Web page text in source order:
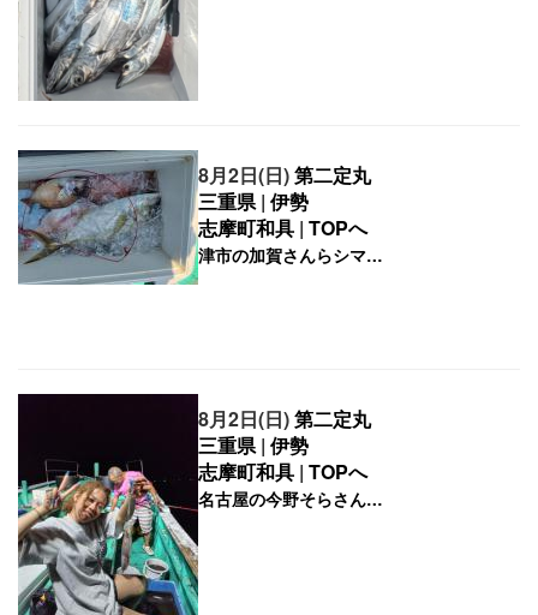
8月2日(日)第二定丸
三重県| 伊勢
志摩町和具 | TOPへ
8月2日(日)第二定丸
三重県| 伊勢
志摩町和具 | TOPへ